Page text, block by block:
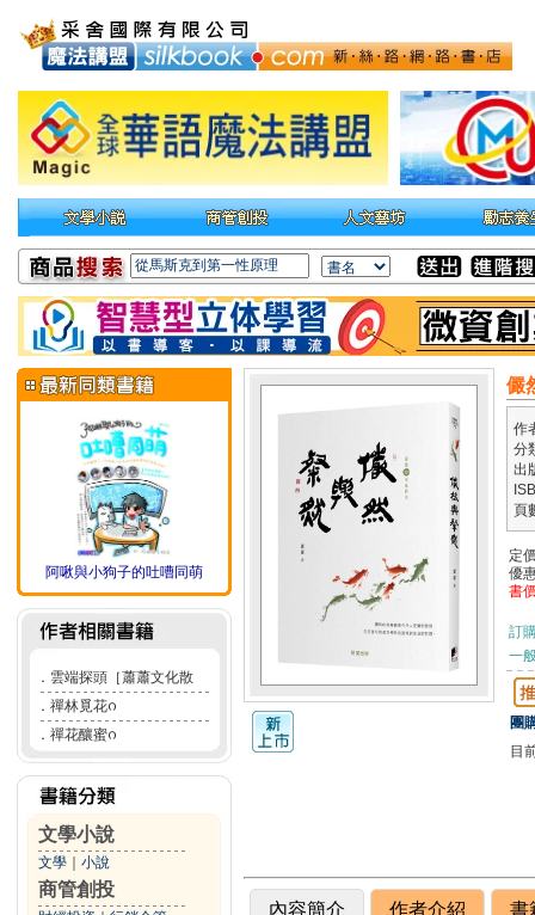
阿啾與小狗子的吐嘈同萌
． 雲端探頭［蕭蕭文化散
． 禪林覓花ᦅ
． 禪花釀蜜ᦅ
文學小說
文學 小說
商管創投
儼
作
分
出
頁
定
優
書
訂
一
團
目
內容簡介 作者介紹 書